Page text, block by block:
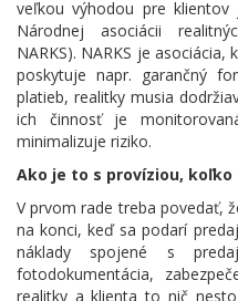
veľkou výhodou pre
Národnej asociácii
NARKS). NARKS je
poskytuje napr. garančný
platieb, realitky musia
ich činnosť je
minimalizuje riziko.
Ako je to s províziou,
V prvom rade treba povedať,
na konci, keď sa podarí
náklady spojené s
fotodokumentácia,
realitky a klienta to nič